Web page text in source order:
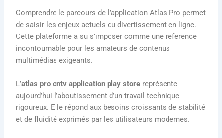
Comprendre le parcours de l’application Atlas Pro permet
de saisir les enjeux actuels du divertissement en ligne.
Cette plateforme a su s’imposer comme une référence
incontournable pour les amateurs de contenus
multimédias exigeants.
L’atlas pro ontv application play store représente
aujourd’hui l’aboutissement d’un travail technique
rigoureux. Elle répond aux besoins croissants de stabilité
et de fluidité exprimés par les utilisateurs modernes.